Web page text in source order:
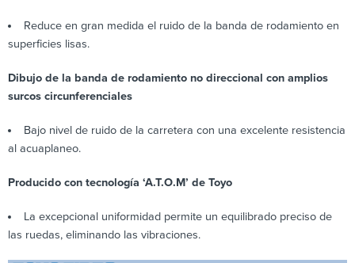
Reduce en gran medida el ruido de la banda de rodamiento en
superficies lisas.
Dibujo de la banda de rodamiento no direccional con amplios
surcos circunferenciales
Bajo nivel de ruido de la carretera con una excelente resistencia
al acuaplaneo.
Producido con tecnología ‘A.T.O.M’ de Toyo
La excepcional uniformidad permite un equilibrado preciso de
las ruedas, eliminando las vibraciones.